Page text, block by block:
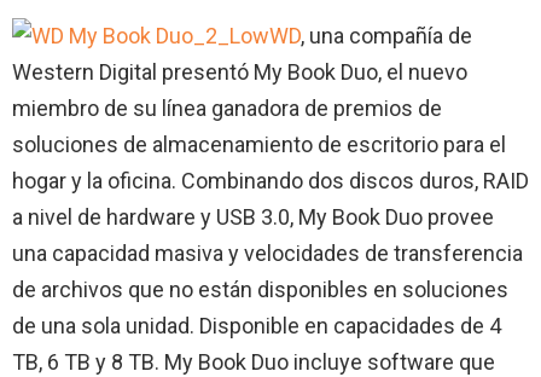
WD, una compañía de
Western Digital presentó My Book Duo, el nuevo
miembro de su línea ganadora de premios de
soluciones de almacenamiento de escritorio para el
hogar y la oficina. Combinando dos discos duros, RAID
a nivel de hardware y USB 3.0, My Book Duo provee
una capacidad masiva y velocidades de transferencia
de archivos que no están disponibles en soluciones
de una sola unidad. Disponible en capacidades de 4
TB, 6 TB y 8 TB. My Book Duo incluye software que